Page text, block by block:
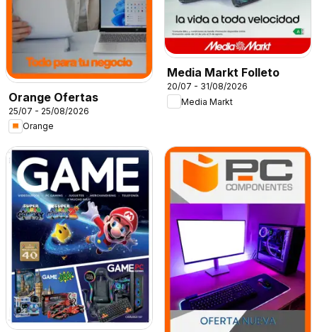
Orange Ofertas
25/07 - 25/08/2026
Orange
Media Markt Folleto
20/07 - 31/08/2026
Media Markt